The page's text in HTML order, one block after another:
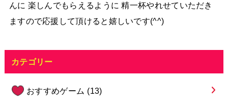
んに 楽しんでもらえるように 精一杯やれせていただき
ますので応援して頂けると嬉しいです(^^)
カテゴリー
おすすめゲーム (13)